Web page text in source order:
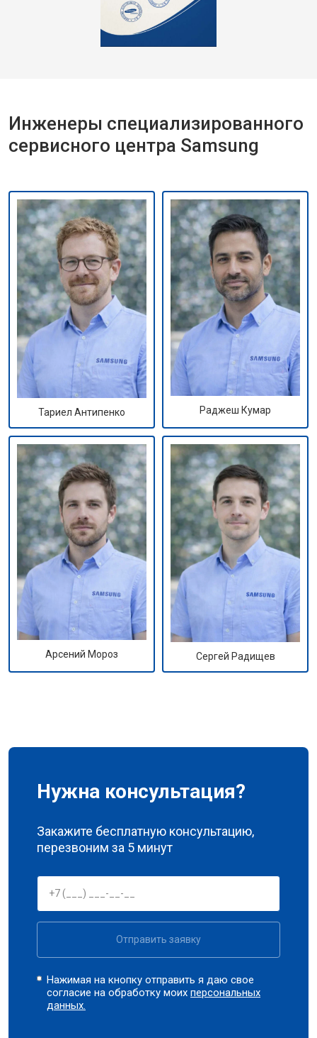
Инженеры специализированного
сервисного центра Samsung
Тариел Антипенко Раджеш Кумар
Арсений Мороз Сергей Радищев
Нужна консультация?
Закажите бесплатную консультацию,
перезвоним за 5 минут
Отправить заявку
Нажимая на кнопку отправить я даю свое
согласие на обработку моихперсональных
данных.